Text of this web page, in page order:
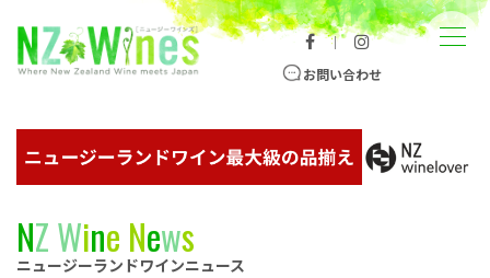
ニュージーランドワイン総合サイト
｜
お問い合わせ
メニュー
NZWine News
ニュージーランドワインニュース